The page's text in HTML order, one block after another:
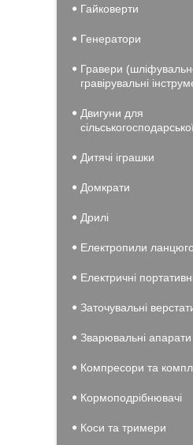
Гайковерти
Генератори
Гравери
гравірувальні
Двигуни для
Дитячі іграшки
Домкрати
Дрилі
Електропили
Електричні
Заточувальні
Зварювальні апарати
Компресори та
Кормоподрібнювачі
Коси та тримери